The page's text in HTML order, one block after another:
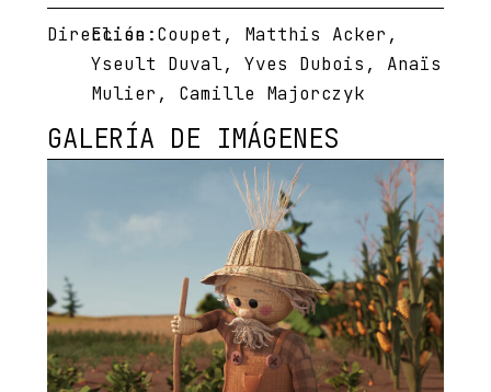
Dirección:
Elise Coupet, Matthis Acker,
Yseult Duval, Yves Dubois, Anaïs
Mulier, Camille Majorczyk
GALERÍA DE IMÁGENES